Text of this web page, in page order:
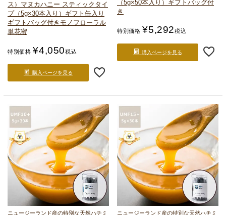
ス） マヌカハニー スティックタイ
プ（5g×30本入り） ギフト缶入り
ギフトバッグ付き モノフローラル
単花蜜
特別価格 ¥4,050税込
購入ページを見る
（5g×50本入り） ギフトバッグ付
き
特別価格 ¥5,292税込
購入ページを見る
ニュージーランド産の特別な天然ハチミ ニュージーランド産の特別な天然ハチミ